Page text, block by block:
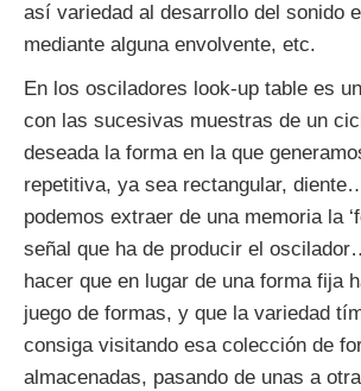
así variedad al desarrollo del sonido
mediante alguna envolvente, etc.
En los osciladores look-up table es
con las sucesivas muestras de un
deseada la forma en la que
repetitiva, ya sea rectangular,
podemos extraer de una memoria la
señal que ha de producir el
hacer que en lugar de una forma fija
juego de formas, y que la variedad
consiga visitando esa colección de
almacenadas, pasando de unas a